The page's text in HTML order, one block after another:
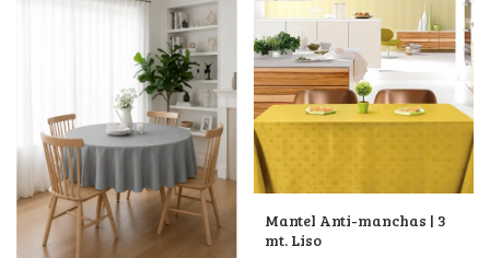
Mantel Anti-manchas | 3
mt. Liso